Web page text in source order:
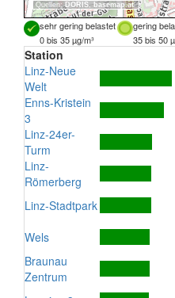
Quellen:DORIS, basemap.at
sehr gering belastet gering
0 bis 35 µg/m³
35 bis 50
Station
Linz-Neue
Welt
Enns-Kristein
3
Linz-24er-
Turm
Linz-
Römerberg
Linz-Stadtpark
Wels
Braunau
Zentrum